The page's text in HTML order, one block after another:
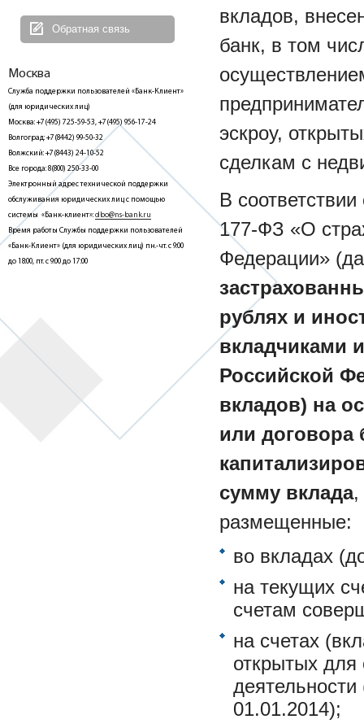
Обратная связь
Москва
Служба поддержки пользователей «Банк-Клиент»
(для юридических лиц)
Москва: +7(495) 725-59-53, +7(495) 956-17-24
Волгоград: +7(8442) 99-50-32
Волжский: +7(8443) 24-10-52
Все города: 8(800) 250-33-00
Электронный адрес технической поддержки
обслуживания юридических лиц с помощью
системы «Банк-клиент»:dbo@ns-bank.ru
Время работы Службы поддержки пользователей
«Банк-Клиент» (для юридических лиц) пн.-чт. с 9:00
до 18:00, пт. с 9:00 до 17:00
вкладов,
банк, в том
эскроу,
сделкам с
В
177-ФЗ «О
Федерации»
рублях и
вкладчиками
Российской
вкладов) на
или договора
сумму вклада,
размещенные:
во вкладах
на текущих
счетам
на счетах
открытых для
01.01.2014);